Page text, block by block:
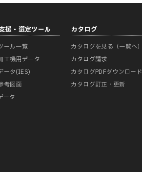
援・選定ツール
ール一覧
工機用データ
ータ(IES)
考図面
ータ
カタログ
カタログを見る（一覧へ）
カタログ請求
カタログPDFダウンロード
カタログ訂正・更新